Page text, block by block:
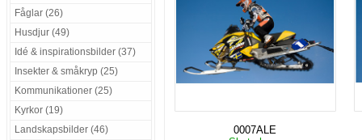
Fåglar (26)
Husdjur (49)
Idé & inspirationsbilder (37)
Insekter & småkryp (25)
Kommunikationer (25)
Kyrkor (19)
Landskapsbilder (46)
0007ALE